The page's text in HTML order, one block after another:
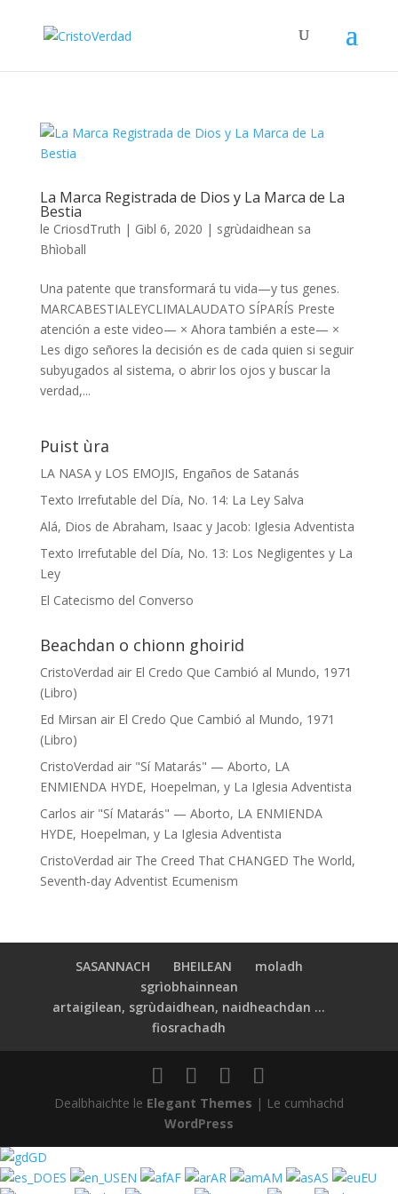
La Marca Registrada de Dios y La Marca de La
Bestia
le CriosdTruth | Gibl 6, 2020 | sgrùdaidhean sa
Bhìoball
Una patente que transformará tu vida—y tus genes.
MARCABESTIALEYCLIMALAUDATO SÍPARÍS Preste
atención a este video— × Ahora también a este— ×
Les digo señores la decisión es de cada quien si seguir
subyugados al sistema, o abrir los ojos y buscar la
verdad,...
Puist ùra
LA NASA y LOS EMOJIS, Engaños de Satanás
Texto Irrefutable del Día, No. 14: La Ley Salva
Alá, Dios de Abraham, Isaac y Jacob: Iglesia Adventista
Texto Irrefutable del Día, No. 13: Los Negligentes y La
Ley
El Catecismo del Converso
Beachdan o chionn ghoirid
CristoVerdad air El Credo Que Cambió al Mundo, 1971
(Libro)
Ed Mirsan air El Credo Que Cambió al Mundo, 1971
(Libro)
CristoVerdad air "Sí Matarás" — Aborto, LA
ENMIENDA HYDE, Hoepelman, y La Iglesia Adventista
Carlos air "Sí Matarás" — Aborto, LA ENMIENDA
HYDE, Hoepelman, y La Iglesia Adventista
CristoVerdad air The Creed That CHANGED The World,
Seventh-day Adventist Ecumenism
SASANNACH BHEILEAN
moladh
sgrìobhainnean
artaigilean, sgrùdaidhean, naidheachdan ...
fiosrachadh
Dealbhaichte le Elegant Themes | Le cumhachd
WordPress
GD
ES
EN AF AR AM AS
EU